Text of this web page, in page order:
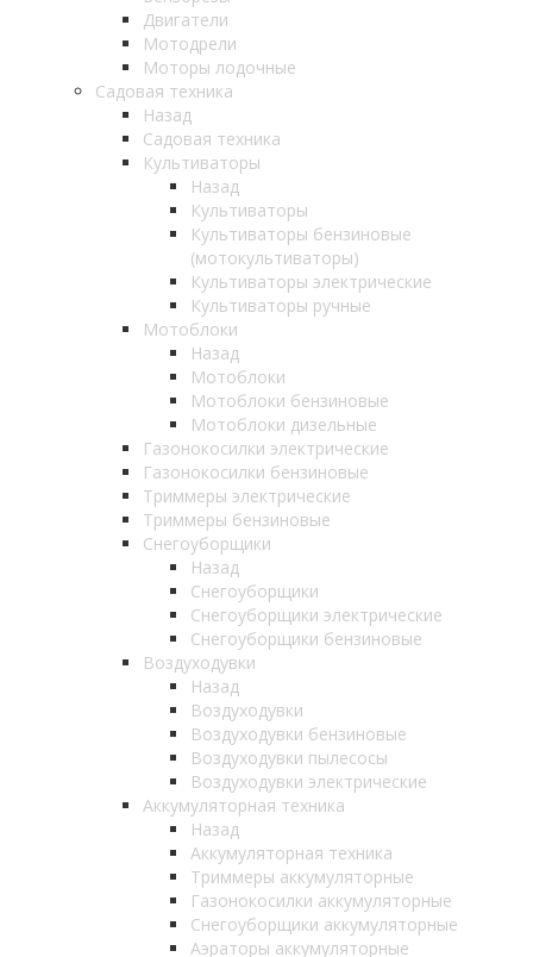
Двигатели
Мотодрели
Моторы лодочные
Садовая техника
Назад
Садовая техника
Культиваторы
Назад
Культиваторы
Культиваторы бензиновые
(мотокультиваторы)
Культиваторы электрические
Культиваторы ручные
Мотоблоки
Назад
Мотоблоки
Мотоблоки бензиновые
Мотоблоки дизельные
Газонокосилки электрические
Газонокосилки бензиновые
Триммеры электрические
Триммеры бензиновые
Снегоуборщики
Назад
Снегоуборщики
Снегоуборщики электрические
Снегоуборщики бензиновые
Воздуходувки
Назад
Воздуходувки
Воздуходувки бензиновые
Воздуходувки пылесосы
Воздуходувки электрические
Аккумуляторная техника
Назад
Аккумуляторная техника
Триммеры аккумуляторные
Газонокосилки аккумуляторные
Снегоуборщики аккумуляторные
Аэраторы аккумуляторные